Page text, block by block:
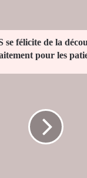
félicite de la
pour les